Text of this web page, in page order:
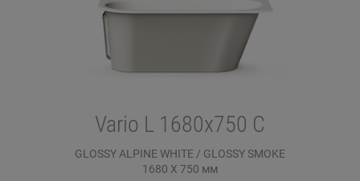
Vario L 1680x750 C
GLOSSY ALPINE WHITE / GLOSSY SMOKE
1680 X 750 мм